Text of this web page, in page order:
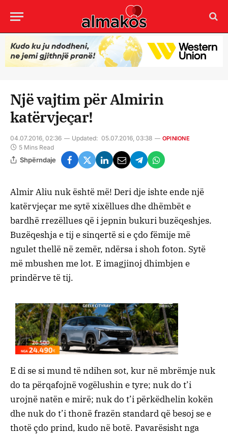
Një vajtim për Almirin
katërvjeçar!
04.07.2016, 02:36 Updated: 05.07.2016, 03:38 OPINIONE
5 Mins Read
Shpërndaje
Almir Aliu nuk është më! Deri dje ishte ende një
katërvjeçar me sytë xixëllues dhe dhëmbët e
bardhë rrezëllues që i jepnin bukuri buzëqeshjes.
Buzëqeshja e tij e sinqertë si e çdo fëmije më
ngulet thellë në zemër, ndërsa i shoh foton. Sytë
më mbushen me lot. E imagjinoj dhimbjen e
prindërve të tij.
E di se si mund të ndihen sot, kur në mbrëmje nuk
do ta përqafojnë vogëlushin e tyre; nuk do t’i
urojnë natën e mirë; nuk do t’i përkëdhelin kokën
dhe nuk do t’i thonë frazën standard që besoj se e
thotë çdo prind, kudo në botë. Pavarësisht nga